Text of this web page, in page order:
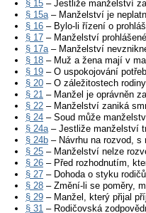
§ 15 – Jestliže manželství
§ 15a– Manželství je
§ 16 – Bylo-li řízení o
§ 17 – Manželství
§ 17a– Manželství
§ 18 – Muž a žena mají v
§ 19 – O uspokojování
§ 20 – O záležitostech
§ 21 – Manžel je oprávněn
§ 22 – Manželství zaniká
§ 24 – Soud může
§ 24a– Jestliže manželství
§ 24b – Návrhu na rozvod, s
§ 25 – Manželství nelze
§ 26 – Před rozhodnutím,
§ 27 – Dohoda o styku
§ 28 – Změní-li se poměry,
§ 29 – Manžel, který přijal
§ 31 – Rodičovská